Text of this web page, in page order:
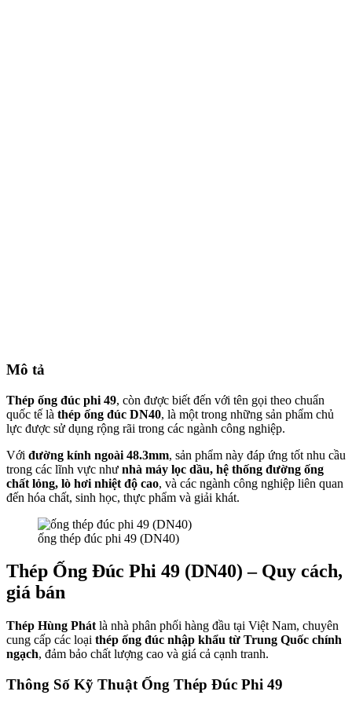
Mô tả
Thép ống đúc phi 49, còn được biết đến với tên gọi theo chuẩn
quốc tế là thép ống đúc DN40, là một trong những sản phẩm chủ
lực được sử dụng rộng rãi trong các ngành công nghiệp.
Với đường kính ngoài 48.3mm, sản phẩm này đáp ứng tốt nhu cầu
trong các lĩnh vực như nhà máy lọc dầu, hệ thống đường ống
chất lỏng, lò hơi nhiệt độ cao, và các ngành công nghiệp liên quan
đến hóa chất, sinh học, thực phẩm và giải khát.
ống thép đúc phi 49 (DN40)
Thép Ống Đúc Phi 49 (DN40) – Quy cách,
giá bán
Thép Hùng Phát là nhà phân phối hàng đầu tại Việt Nam, chuyên
cung cấp các loại thép ống đúc nhập khẩu từ Trung Quốc chính
ngạch, đảm bảo chất lượng cao và giá cả cạnh tranh.
Thông Số Kỹ Thuật Ống Thép Đúc Phi 49